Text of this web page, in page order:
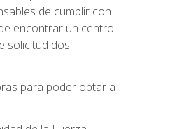
de cumplir con
encontrar un centro
solicitud dos
para poder optar a